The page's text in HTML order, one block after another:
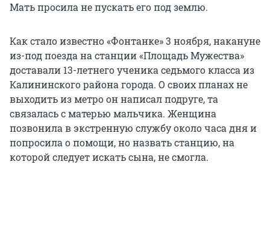
Мать просила не пускать его под землю.
Как стало известно «Фонтанке» 3 ноября, накануне
из-под поезда на станции «Площадь Мужества»
доставали 13-летнего ученика седьмого класса из
Калининского района города. О своих планах не
выходить из метро он написал подруге, та
связалась с матерью мальчика. Женщина
позвонила в экстренную службу около часа дня и
попросила о помощи, но назвать станцию, на
которой следует искать сына, не смогла.